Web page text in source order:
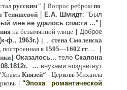
русским" Вопрос ребром по
Тенишевой | Е.А. Шмидт: "Был
мне не удалось спасти ..." |
на безымянной улице | Доброе
ф., 1963г.) | ... стена Смоленска
, построенная в 1595—1602 гг. ... |
| Оказалось... тело Скалона
1812г. … внуками воздвигнут
Храмъ Князей“ - Церковь Михаила
| "Эпохаромантической